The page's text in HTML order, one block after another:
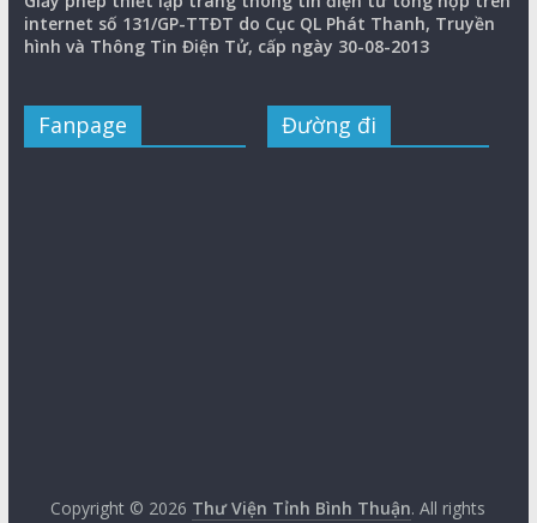
internet số 131/GP-TTĐT do Cục QL Phát Thanh, Truyền
hình và Thông Tin Điện Tử, cấp ngày 30-08-2013
Fanpage Đường đi
Copyright © 2026 Thư Viện Tỉnh Bình Thuận. All rights